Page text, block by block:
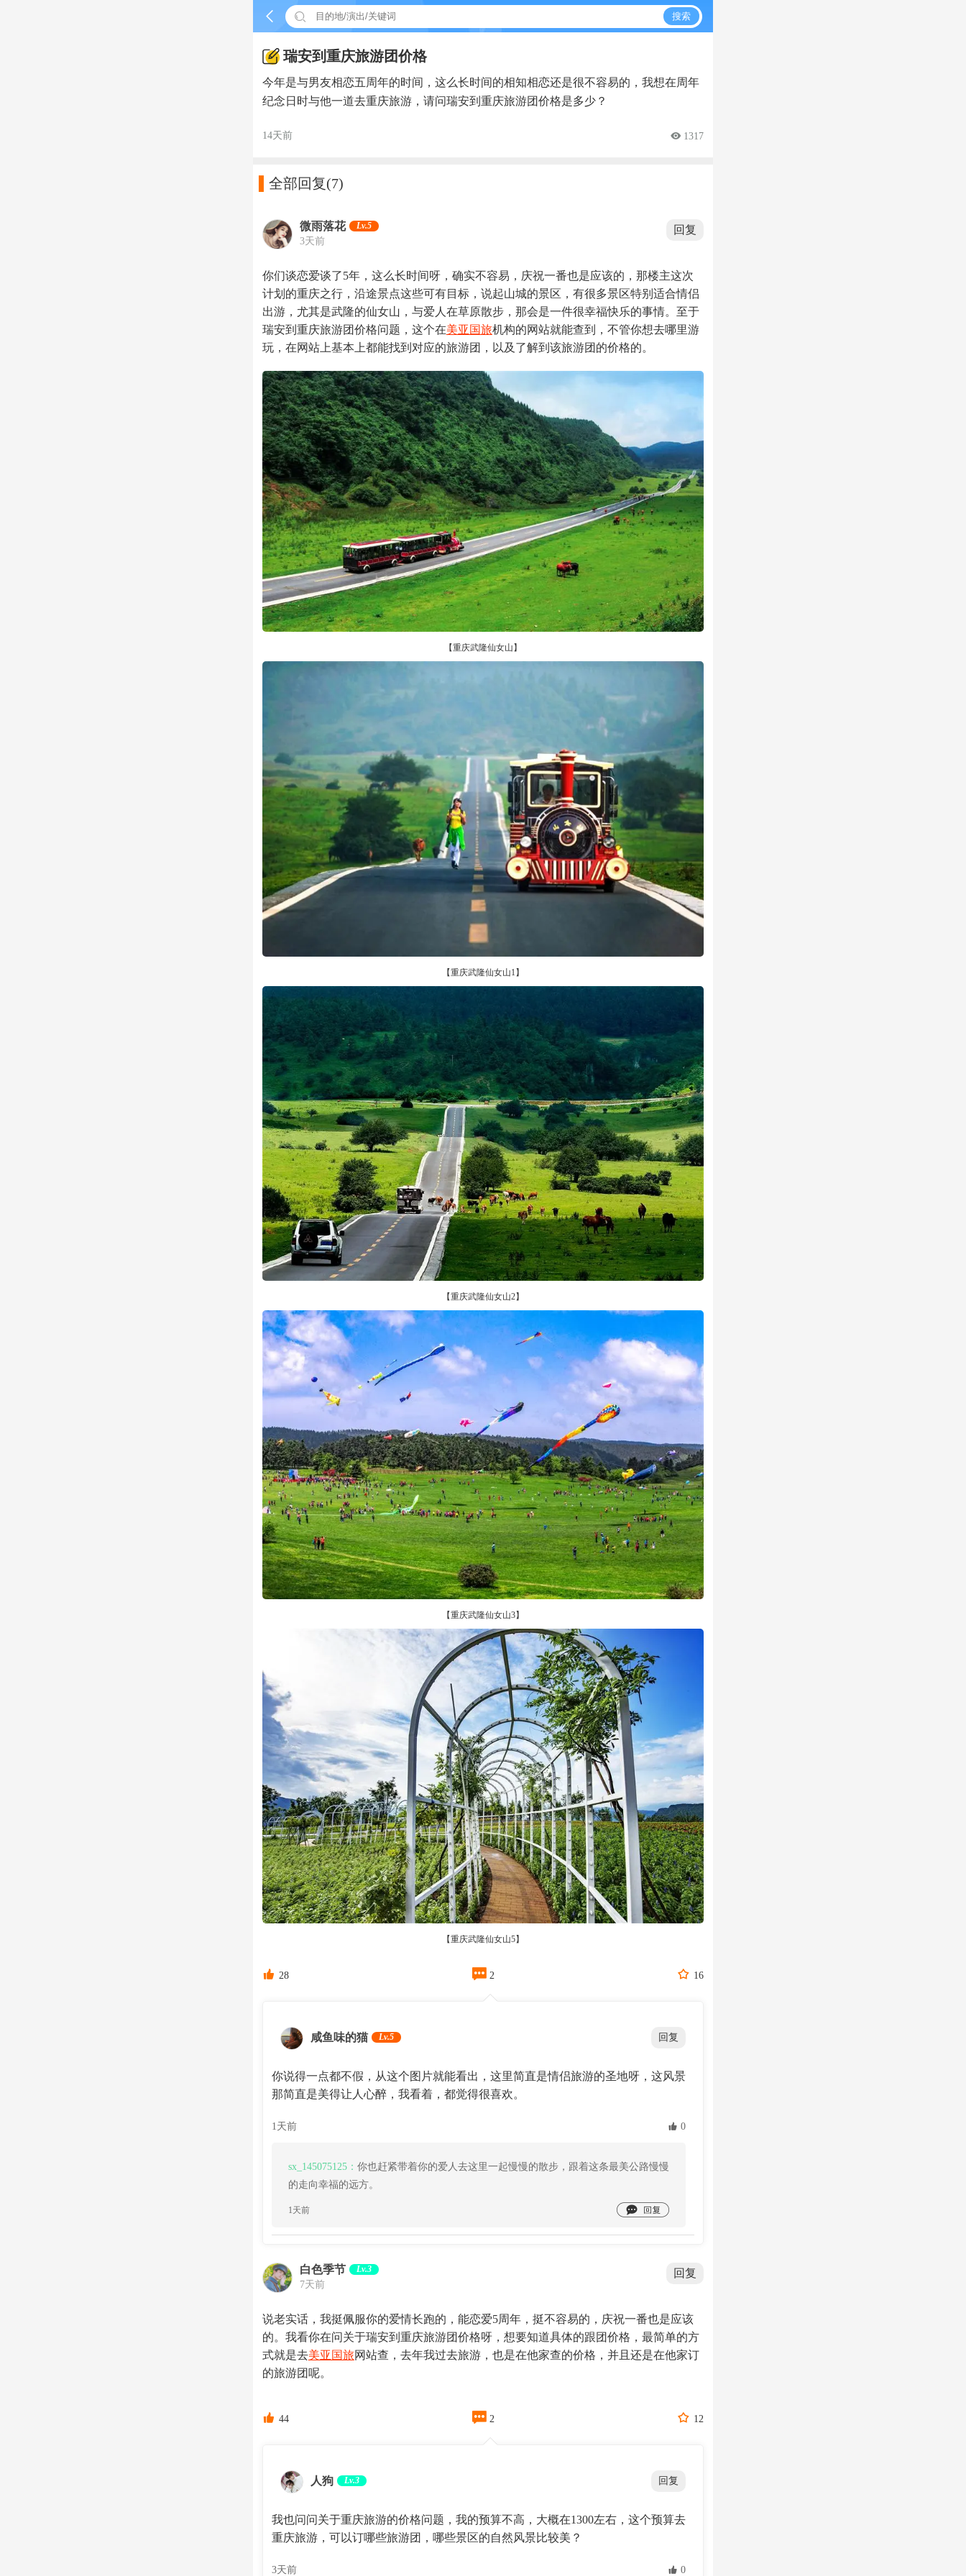
  搜索
瑞安到重庆旅游团价格
今年是与男友相恋五周年的时间，这么长时间的相知相恋还是很不容易的，我想在周年
纪念日时与他一道去重庆旅游，请问瑞安到重庆旅游团价格是多少？
14天前  1317
全部回复(7)
微雨落花 Lv.5
3天前
回复
你们谈恋爱谈了5年，这么长时间呀，确实不容易，庆祝一番也是应该的，那楼主这次
计划的重庆之行，沿途景点这些可有目标，说起山城的景区，有很多景区特别适合情侣
出游，尤其是武隆的仙女山，与爱人在草原散步，那会是一件很幸福快乐的事情。至于
瑞安到重庆旅游团价格问题，这个在美亚国旅机构的网站就能查到，不管你想去哪里游
玩，在网站上基本上都能找到对应的旅游团，以及了解到该旅游团的价格的。
【重庆武隆仙女山】
【重庆武隆仙女山1】
【重庆武隆仙女山2】
【重庆武隆仙女山3】
【重庆武隆仙女山5】
 28  2  16
咸鱼味的猫 Lv.5 回复
你说得一点都不假，从这个图片就能看出，这里简直是情侣旅游的圣地呀，这风景
那简直是美得让人心醉，我看着，都觉得很喜欢。
1天前  0
sx_145075125：你也赶紧带着你的爱人去这里一起慢慢的散步，跟着这条最美公路慢慢
的走向幸福的远方。
1天前 
白色季节 Lv.3
7天前
回复
说老实话，我挺佩服你的爱情长跑的，能恋爱5周年，挺不容易的，庆祝一番也是应该
的。我看你在问关于瑞安到重庆旅游团价格呀，想要知道具体的跟团价格，最简单的方
式就是去美亚国旅网站查，去年我过去旅游，也是在他家查的价格，并且还是在他家订
的旅游团呢。
 44  2  12
人狗 Lv.3 回复
我也问问关于重庆旅游的价格问题，我的预算不高，大概在1300左右，这个预算去
重庆旅游，可以订哪些旅游团，哪些景区的自然风景比较美？
3天前  0